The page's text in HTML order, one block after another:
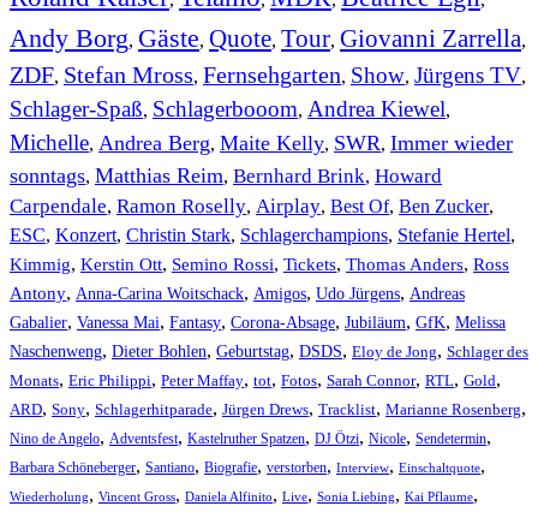
Andy Borg, Gäste, Quote, Tour, Giovanni Zarrella,
ZDF, Stefan Mross, Fernsehgarten, Show, Jürgens TV,
Schlager-Spaß, Schlagerbooom, Andrea Kiewel,
Michelle, Andrea Berg, Maite Kelly, SWR, Immer wieder
sonntags, Matthias Reim, Bernhard Brink, Howard
Carpendale, Ramon Roselly, Airplay, Best Of, Ben Zucker,
ESC, Konzert, Christin Stark, Schlagerchampions, Stefanie Hertel,
Kimmig, Kerstin Ott, Semino Rossi, Tickets, Thomas Anders, Ross
Antony, Anna-Carina Woitschack, Amigos, Udo Jürgens, Andreas
Gabalier, Vanessa Mai, Fantasy, Corona-Absage, Jubiläum, GfK, Melissa
Naschenweng, Dieter Bohlen, Geburtstag, DSDS, Eloy de Jong, Schlager des
Monats, Eric Philippi, Peter Maffay, tot, Fotos, Sarah Connor, RTL, Gold,
ARD, Sony, Schlagerhitparade, Jürgen Drews, Tracklist, Marianne Rosenberg,
Nino de Angelo, Adventsfest, Kastelruther Spatzen, DJ Ötzi, Nicole, Sendetermin,
Barbara Schöneberger, Santiano, Biografie, verstorben, Interview, Einschaltquote,
Wiederholung, Vincent Gross, Daniela Alfinito, Live, Sonia Liebing, Kai Pflaume,